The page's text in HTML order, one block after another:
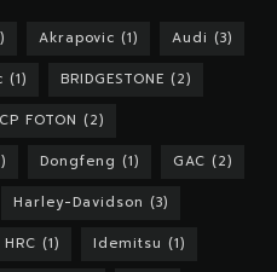
Akrapovic (1) Audi (3)
(1) BRIDGESTONE (2)
CP FOTON (2)
Dongfeng (1) GAC (2)
Harley-Davidson (3)
HRC (1) Idemitsu (1)